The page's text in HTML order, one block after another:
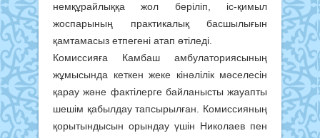
немқұрайлыққа жол беріліп, іс-қимыл
жоспарының практикалық басшылығын
қамтамасыз етпегені атап өтіледі.
Комиссияға Камбаш амбулаториясының
жұмысында кеткен жеке кінәлілік мәселесін
қарау және фактілерге байланысты жауапты
шешім қабылдау тапсырылған. Комиссияның
қорытындысын орындау үшін Николаев пен